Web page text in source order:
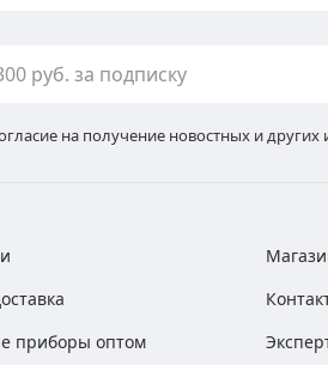
на получение новостных и
приборы оптом